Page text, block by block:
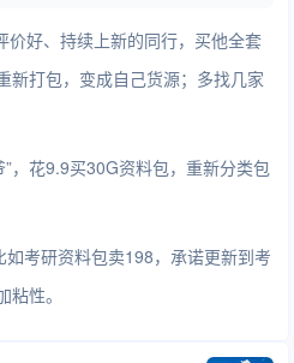
价好、持续上新的同行，买他全套
新打包，变成自己货源；多找几家
，花9.9买30G资料包，重新分类包
如考研资料包卖198，承诺更新到考
性。